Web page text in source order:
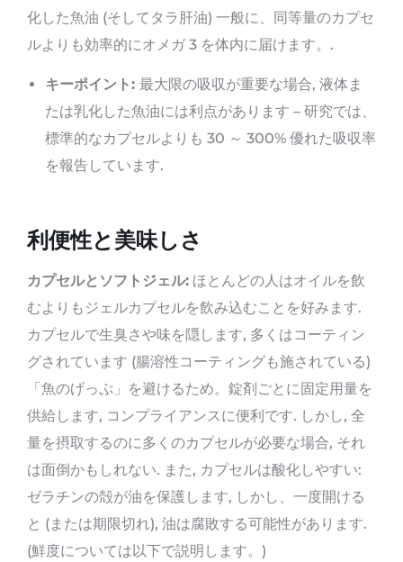
化した魚油 (そしてタラ肝油) 一般に、同等量のカプセ
ルよりも効率的にオメガ 3 を体内に届けます。.
キーポイント: 最大限の吸収が重要な場合, 液体ま
たは乳化した魚油には利点があります – 研究では、
標準的なカプセルよりも 30 ～ 300% 優れた吸収率
を報告しています.
利便性と美味しさ
カプセルとソフトジェル: ほとんどの人はオイルを飲
むよりもジェルカプセルを飲み込むことを好みます.
カプセルで生臭さや味を隠します, 多くはコーティン
グされています (腸溶性コーティングも施されている)
「魚のげっぷ」を避けるため。錠剤ごとに固定用量を
供給します, コンプライアンスに便利です. しかし, 全
量を摂取するのに多くのカプセルが必要な場合, それ
は面倒かもしれない. また, カプセルは酸化しやすい:
ゼラチンの殻が油を保護します, しかし、一度開ける
と (または期限切れ), 油は腐敗する可能性があります.
(鮮度については以下で説明します。)